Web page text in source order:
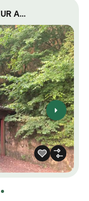
A…